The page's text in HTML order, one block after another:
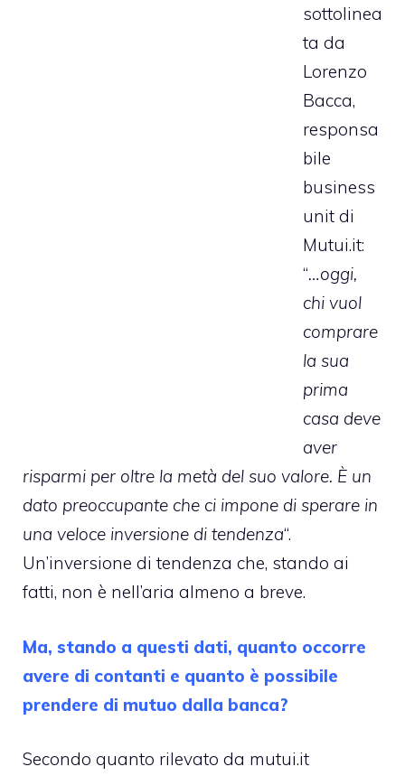
sottolinea
ta da
Lorenzo
Bacca,
responsa
bile
business
unit di
Mutui.it:
“…oggi,
chi vuol
comprare
la sua
prima
casa deve
aver
risparmi per oltre la metà del suo valore. È un
dato preoccupante che ci impone di sperare in
una veloce inversione di tendenza“.
Un’inversione di tendenza che, stando ai
fatti, non è nell’aria almeno a breve.
Ma, stando a questi dati, quanto occorre
avere di contanti e quanto è possibile
prendere di mutuo dalla banca?
Secondo quanto rilevato da mutui.it